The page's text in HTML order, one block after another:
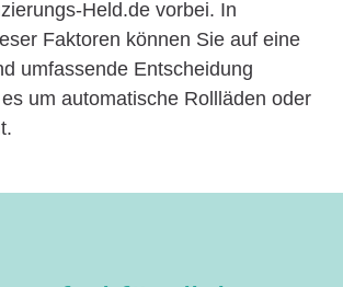
Held.de vorbei. In
Faktoren können Sie auf eine
umfassende Entscheidung
um automatische Rollläden oder